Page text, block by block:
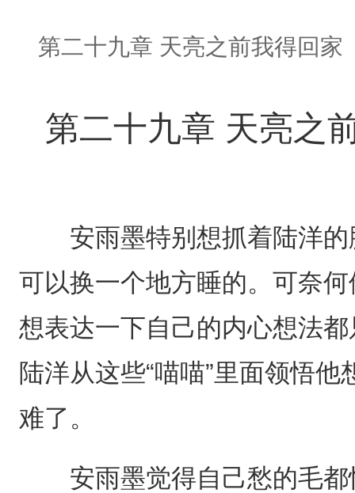
第二十九章 天亮之前我得回家
第二十九章 天亮之
安雨墨特别想抓着陆洋的
可以换一个地方睡的。可奈
想表达一下自己的内心想法
陆洋从这些“喵喵”里面领悟
难了。
安雨墨觉得自己愁的毛都